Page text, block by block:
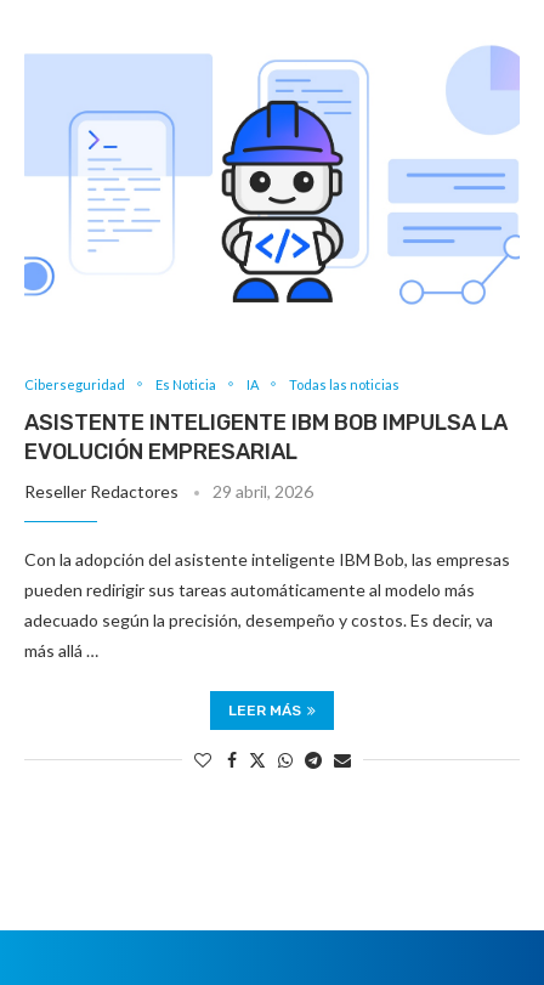
Ciberseguridad Es Noticia IA Todas las noticias
ASISTENTE INTELIGENTE IBM BOB IMPULSA LA
EVOLUCIÓN EMPRESARIAL
Reseller Redactores 29 abril, 2026
Con la adopción del asistente inteligente IBM Bob, las empresas
pueden redirigir sus tareas automáticamente al modelo más
adecuado según la precisión, desempeño y costos. Es decir, va
más allá …
LEER MÁS